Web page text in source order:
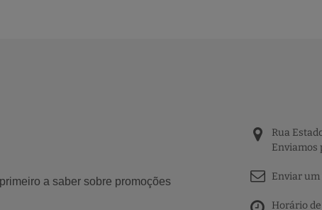
a saber sobre promoções
Rua
Enviamos
Enviar um
Horário